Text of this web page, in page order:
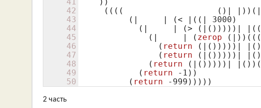
41
42
43
44
45
46
47
48
49
50
    )
)
     ((((                   ()
| |))
(|     | (< |((| 3000)
(|     | (> (|() ))))| |
(|     | ( zerop (|) )
( return (|() ))))| | ()
( return (|() ))))| | ()
( return (|() ))))| | () )
( return -1) )
( return -999) ))))
2 часть